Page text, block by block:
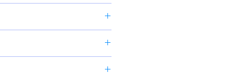
sur l'ensemble du visage.
ou tapotez du bout des
l'absorption.
votre crème hydratante
des cicatrices d'acné ou un
à tous les types de